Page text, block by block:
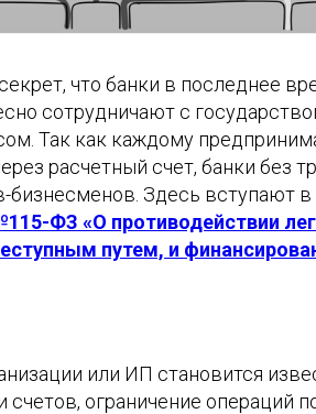
что банки в последнее
сотрудничают с
Так как каждому
расчетный счет, банки без
бизнесменов. Здесь вступают
ФЗ «О противодействии
путем, и
или ИП становится
счетов, ограничение операций